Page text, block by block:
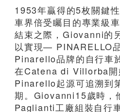
1953年贏得的5枚關鍵
車界倍受矚目的專業級
結束之際，Giovanni的
以實現— PINARELLO品
Pinarello品牌的自行車
在Catena di Villorba開
Pinarello起源可追溯到
期。Giovanni15歲時，
Paglianti工廠組裝自行